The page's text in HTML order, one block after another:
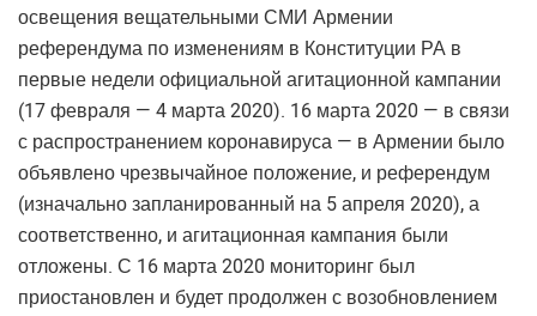
освещения вещательными СМИ Армении
референдума по изменениям в Конституции РА в
первые недели официальной агитационной кампании
(17 февраля — 4 марта 2020). 16 марта 2020 — в связи
с распространением коронавируса — в Армении было
объявлено чрезвычайное положение, и референдум
(изначально запланированный на 5 апреля 2020), а
соответственно, и агитационная кампания были
отложены. С 16 марта 2020 мониторинг был
приостановлен и будет продолжен с возобновлением